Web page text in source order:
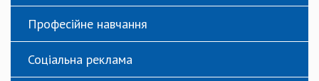
Професійне навчання
Соціальна реклама